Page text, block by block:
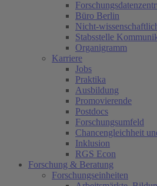
Büro Berlin
Nicht-
Stabsstelle
Organigramm
Karriere
Jobs
Praktika
Ausbildung
Promovierende
Postdocs
Forschungsumfeld
Chancengleichheit
Inklusion
RGS Econ
Forschung & Beratung
Forschungseinheiten